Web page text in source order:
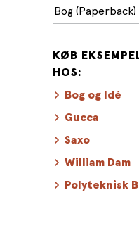
Bog (Paperback)
KØB
HOS:
Bog og Idé
Gucca
Saxo
William Dam
Polyteknisk